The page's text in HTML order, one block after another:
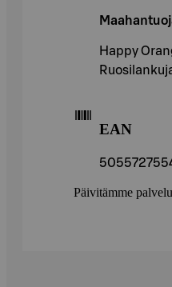
Happy
EAN
Päivitämme